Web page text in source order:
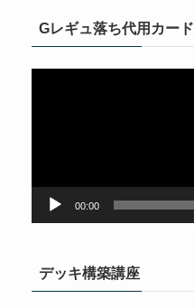
Gレギュ落ち代用カード
00:00
デッキ構築講座